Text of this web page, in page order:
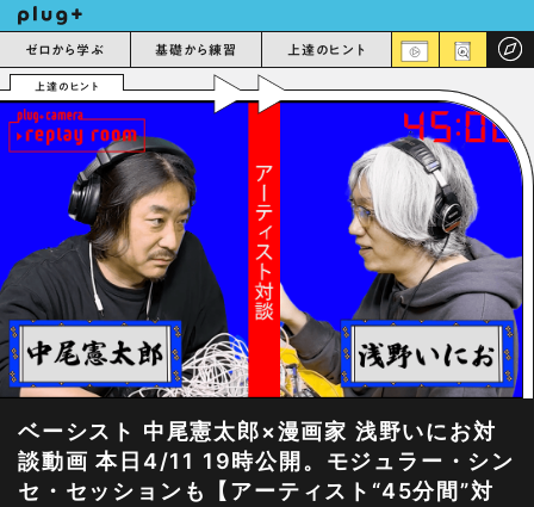
ゼロから学ぶ 基礎から練習 上達のヒント
上達のヒント
ベーシスト 中尾憲太郎×漫画家 浅野いにお対
談動画 本日4/11 19時公開。モジュラー・シン
セ・セッションも【アーティスト“45分間”対